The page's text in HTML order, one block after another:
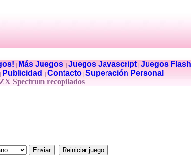
Más Juegos| Juegos Javascript| Juegos Flash
Publicidad Contacto Superación Personal
Spectrum recopilados